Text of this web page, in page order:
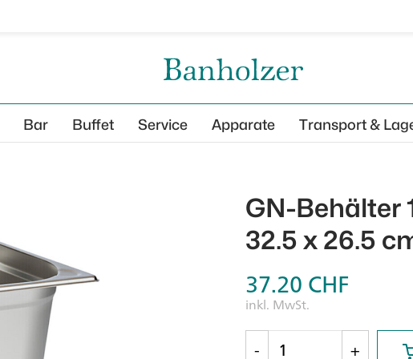
Bar Buffet Service Apparate Transport &
GN-Behälter
32.5 x 26.5
37.20CHF
inkl. MwSt.
- +